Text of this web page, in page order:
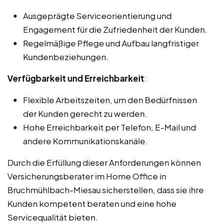
Ausgeprägte Serviceorientierung und
Engagement für die Zufriedenheit der Kunden.
Regelmäßige Pflege und Aufbau langfristiger
Kundenbeziehungen.
Verfügbarkeit und Erreichbarkeit:
Flexible Arbeitszeiten, um den Bedürfnissen
der Kunden gerecht zu werden.
Hohe Erreichbarkeit per Telefon, E-Mail und
andere Kommunikationskanäle.
Durch die Erfüllung dieser Anforderungen können
Versicherungsberater im Home Office in
Bruchmühlbach-Miesau sicherstellen, dass sie ihre
Kunden kompetent beraten und eine hohe
Servicequalität bieten.